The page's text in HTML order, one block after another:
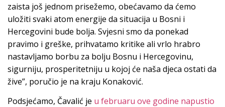
zaista još jednom prisežemo, obećavamo da ćemo
uložiti svaki atom energije da situacija u Bosni i
Hercegovini bude bolja. Svjesni smo da ponekad
pravimo i greške, prihvatamo kritike ali vrlo hrabro
nastavljamo borbu za bolju Bosnu i Hercegovinu,
sigurniju, prosperitetniju u kojoj će naša djeca ostati da
žive”, poručio je na kraju Konaković.
Podsjećamo, Čavalić je u februaru ove godine napustio